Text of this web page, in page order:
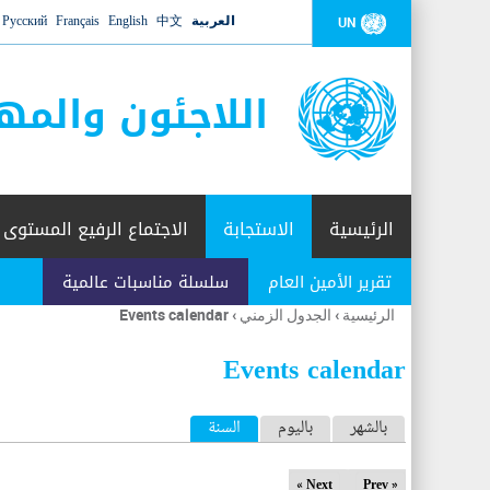
UN العربية 中文
English
Français
Русский
اللاجئون
الرئيسية الاستجابة
تقرير الأمين العام سلسلة مناسبات عالمية
الاجتماع الرفيع المستوى
أنت
هنا
الرئيسية › الجدول الزمني ›
Events calendar
Events calendar
ا
ل
بالشهر باليوم السنة (علامة التبويب النشطة)